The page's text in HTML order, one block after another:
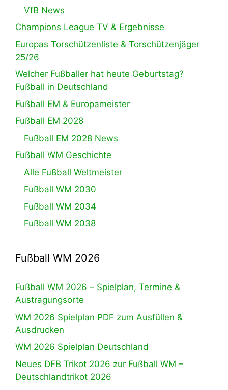
VfB News
Champions League TV & Ergebnisse
Europas Torschützenliste & Torschützenjäger
25/26
Welcher Fußballer hat heute Geburtstag?
Fußball in Deutschland
Fußball EM & Europameister
Fußball EM 2028
Fußball EM 2028 News
Fußball WM Geschichte
Alle Fußball Weltmeister
Fußball WM 2030
Fußball WM 2034
Fußball WM 2038
Fußball WM 2026
Fußball WM 2026 – Spielplan, Termine &
Austragungsorte
WM 2026 Spielplan PDF zum Ausfüllen &
Ausdrucken
WM 2026 Spielplan Deutschland
Neues DFB Trikot 2026 zur Fußball WM –
Deutschlandtrikot 2026